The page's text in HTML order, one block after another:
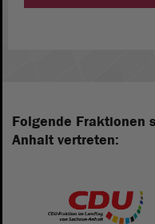
Folgende Fraktionen
Anhalt vertreten: